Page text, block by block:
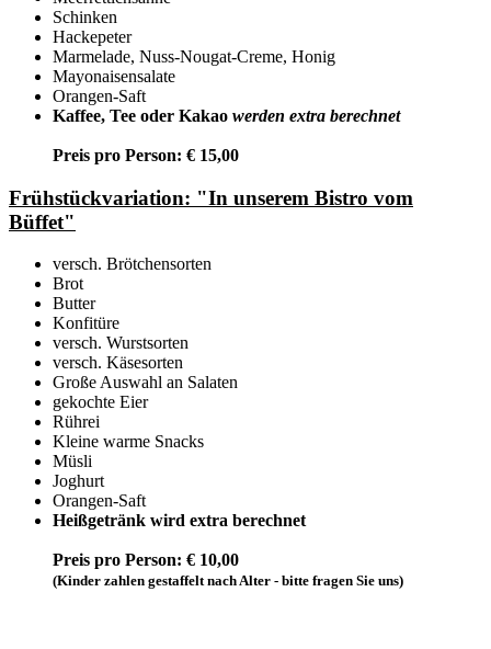
Schinken
Hackepeter
Marmelade, Nuss-Nougat-Creme, Honig
Mayonaisensalate
Orangen-Saft
Kaffee, Tee oder Kakao werden extra berechnet
Preis pro Person: € 15,00
Frühstückvariation: "In unserem Bistro vom
Büffet"
versch. Brötchensorten
Brot
Butter
Konfitüre
versch. Wurstsorten
versch. Käsesorten
Große Auswahl an Salaten
gekochte Eier
Rührei
Kleine warme Snacks
Müsli
Joghurt
Orangen-Saft
Heißgetränk wird extra berechnet
Preis pro Person: € 10,00
(Kinder zahlen gestaffelt nach Alter - bitte fragen Sie uns)